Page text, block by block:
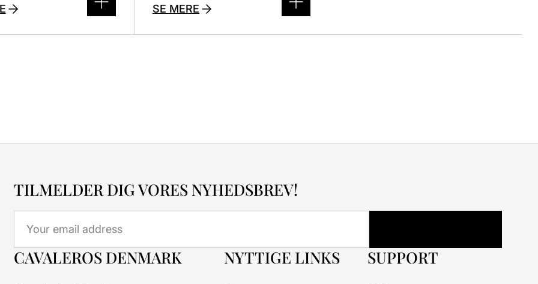
SE MERE
TILMELDER DIG VORES NYHEDSBREV!
CAVALEROS DENMARK NYTTIGE LINKS SUPPORT